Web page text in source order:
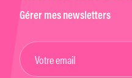
Gérer mes newsletters